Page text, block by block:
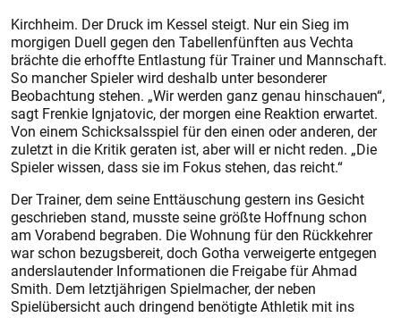
Kirchheim. Der Druck im Kessel steigt. Nur ein Sieg im
morgigen Duell gegen den Tabellenfünften aus Vechta
brächte die erhoffte Entlastung für Trainer und Mannschaft.
So mancher Spieler wird deshalb unter besonderer
Beobachtung stehen. „Wir werden ganz genau hinschauen“,
sagt Frenkie Ignjatovic, der morgen eine Reaktion erwartet.
Von einem Schicksalsspiel für den einen oder anderen, der
zuletzt in die Kritik geraten ist, aber will er nicht reden. „Die
Spieler wissen, dass sie im Fokus stehen, das reicht.“
Der Trainer, dem seine Enttäuschung gestern ins Gesicht
geschrieben stand, musste seine größte Hoffnung schon
am Vorabend begraben. Die Wohnung für den Rückkehrer
war schon bezugsbereit, doch Gotha verweigerte entgegen
anderslautender Informationen die Freigabe für Ahmad
Smith. Dem letztjährigen Spielmacher, der neben
Spielübersicht auch dringend benötigte Athletik mit ins